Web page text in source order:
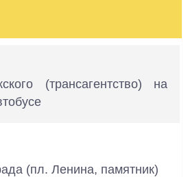
(трансагентство) на
(пл. Ленина, памятник)